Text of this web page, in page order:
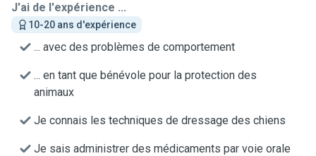
J'ai de l'expérience ...
10-20 ans d'expérience
... avec des problèmes de comportement
... en tant que bénévole pour la protection des
animaux
Je connais les techniques de dressage des chiens
Je sais administrer des médicaments par voie orale